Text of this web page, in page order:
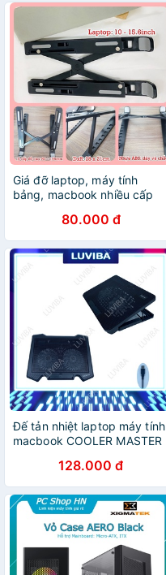
Giá đỡ laptop, máy tính
bảng, macbook nhiều cấp
80.000 đ
Đế tản nhiệt laptop máy tính
macbook COOLER MASTER
128.000 đ